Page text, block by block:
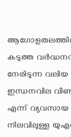
കടുത്ത
നേരിടുന്ന
ഇന്ധനവില
എന്ന് വ്യവസായ
നിലവിലുള്ള